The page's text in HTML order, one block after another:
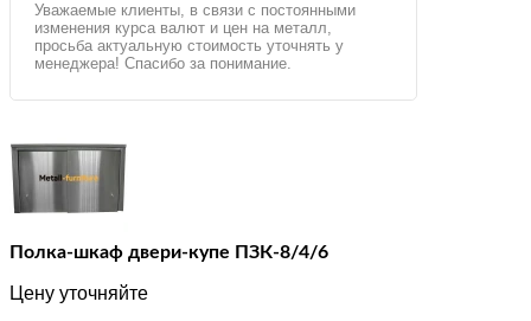
Уважаемые клиенты, в связи с постоянными
изменения курса валют и цен на металл,
просьба актуальную стоимость уточнять у
менеджера! Спасибо за понимание.
Полка-шкаф двери-купе ПЗК-8/4/6
Цену уточняйте